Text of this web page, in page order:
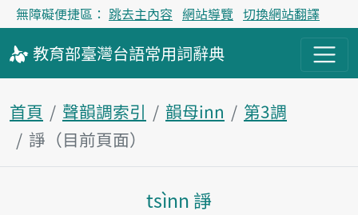
無障礙便捷區： 跳去主內容 網站導覽 切換網站翻譯
教育部臺灣台語常用詞辭典
首頁 聲韻調索引 韻母inn
第3調
諍（目前頁面）
主內容區塊
tsìnn 諍